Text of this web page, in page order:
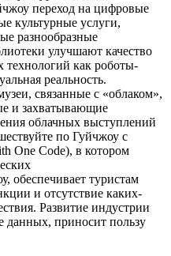
переход на цифровые
культурные услуги,
разнообразные
улучшают качество
технологий как роботы-
реальность.
связанные с «облаком»,
и захватывающие
облачных выступлений
по Гуйчжоу с
One Code), в котором
обеспечивает туристам
и отсутствие каких-
Развитие индустрии
данных, приносит пользу